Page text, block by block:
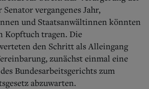
vergangenes Jahr,
und Staatsanwältinnen könnten
Kopftuch tragen. Die
den Schritt als Alleingang
zunächst einmal eine
Bundesarbeitsgerichts zum
abzuwarten.